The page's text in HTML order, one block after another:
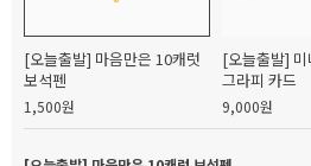
[오늘출발] 마음만은 10캐럿
보석펜
1,500원
[오늘출발] 미
그라피 카드
9,000원